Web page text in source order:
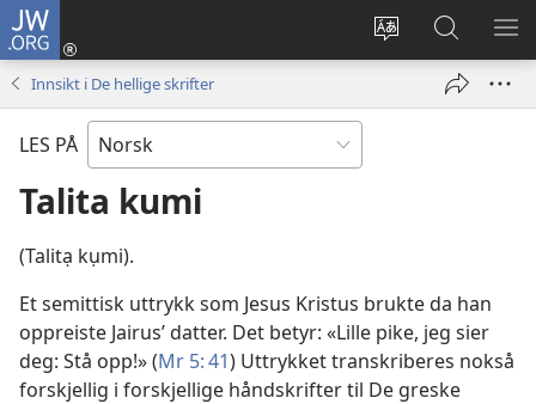
JW.ORG
Endre
Logg
inn
vindu)
Søk
på
JW.ORG
VIS
Innsikt i De hellige skrifter
LES PÅ
Talita kumi
(Talitạ kụmi).
Et semittisk uttrykk som Jesus Kristus brukte da han
oppreiste Jairus’ datter. Det betyr: «Lille pike, jeg sier
deg: Stå opp!» (Mr 5: 41) Uttrykket transkriberes nokså
forskjellig i forskjellige håndskrifter til De greske